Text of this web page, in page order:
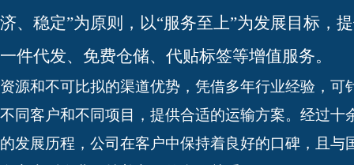
济、稳定”为原则，以“服务至上”为发展目标，
一件代发、免费仓储、代贴标签等增值服务。
资源和不可比拟的渠道优势，凭借多年行业经验，可
不同客户和不同项目，提供合适的运输方案。经过十
的发展历程，公司在客户中保持着良好的口碑，且与